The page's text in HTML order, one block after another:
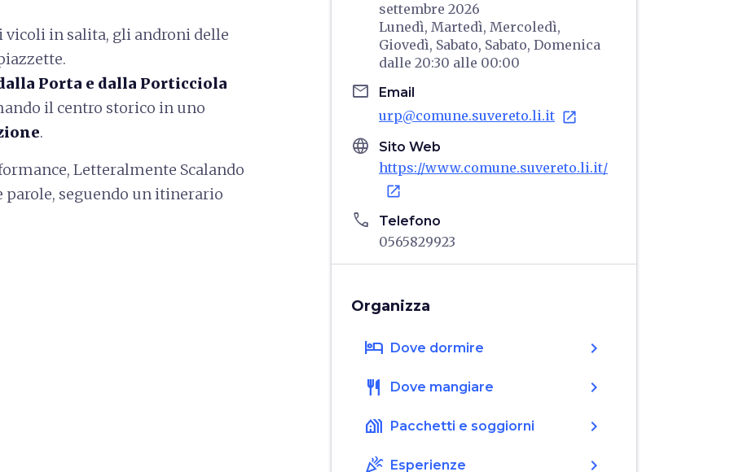
vicoli in salita, gli androni delle
Porta e dalla Porticciola
il centro storico in uno
.
Letteralmente Scalando
parole, seguendo un itinerario
settembre 2026
Lunedì, Martedì, Mercoledì,
Giovedì, Sabato, Sabato, Domenica
dalle 20:30 alle 00:00
email Email
urp@comune.suvereto.li.it open_in_new
language Sito Web
https://www.comune.suvereto.li.it/
open_in_new
phone Telefono
0565829923
Organizza
hotel Dove dormire chevron_right
restaurant Dove mangiare chevron_right
holiday_village Pacchetti e soggiorni chevron_right
celebration Esperienze chevron_right